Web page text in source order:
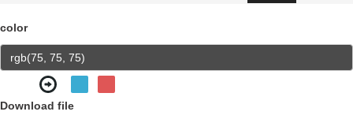
color
Download file